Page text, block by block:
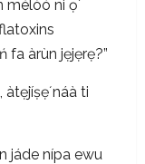
mélòó ni ọ́
àrùn jẹjẹrẹ?”
àtẹ̀jíṣẹ́ náà ti
jáde nípa ewu